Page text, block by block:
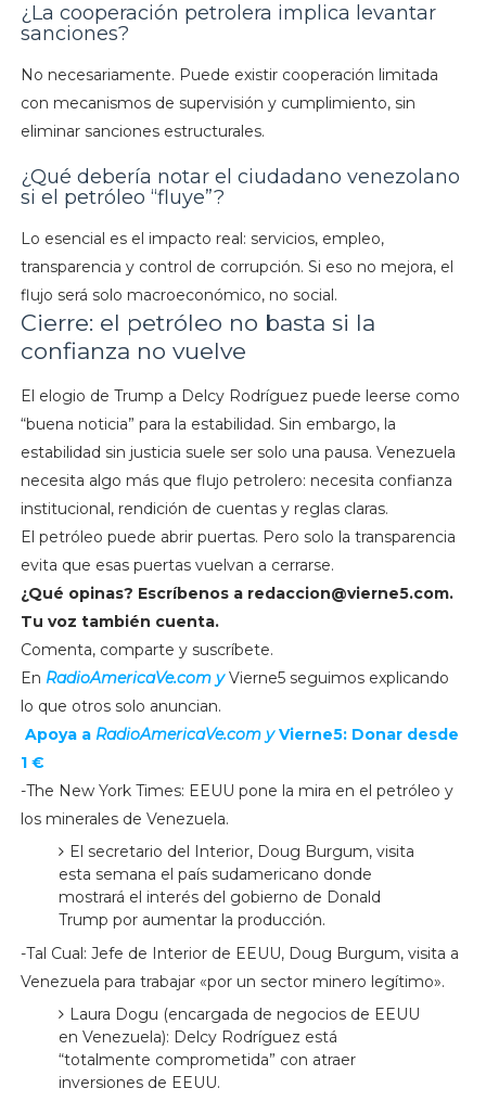
¿La cooperación petrolera implica levantar
sanciones?
No necesariamente. Puede existir cooperación limitada
con mecanismos de supervisión y cumplimiento, sin
eliminar sanciones estructurales.
¿Qué debería notar el ciudadano venezolano
si el petróleo “fluye”?
Lo esencial es el impacto real: servicios, empleo,
transparencia y control de corrupción. Si eso no mejora, el
flujo será solo macroeconómico, no social.
Cierre: el petróleo no basta si la
confianza no vuelve
El elogio de Trump a Delcy Rodríguez puede leerse como
“buena noticia” para la estabilidad. Sin embargo, la
estabilidad sin justicia suele ser solo una pausa. Venezuela
necesita algo más que flujo petrolero: necesita confianza
institucional, rendición de cuentas y reglas claras.
El petróleo puede abrir puertas. Pero solo la transparencia
evita que esas puertas vuelvan a cerrarse.
¿Qué opinas? Escríbenos a redaccion@vierne5.com.
Tu voz también cuenta.
Comenta, comparte y suscríbete.
En RadioAmericaVe.com yVierne5 seguimos explicando
lo que otros solo anuncian.
Apoya a RadioAmericaVe.com yVierne5: Donar desde
1 €
-The New York Times: EEUU pone la mira en el petróleo y
los minerales de Venezuela.
El secretario del Interior, Doug Burgum, visita
esta semana el país sudamericano donde
mostrará el interés del gobierno de Donald
Trump por aumentar la producción.
-Tal Cual: Jefe de Interior de EEUU, Doug Burgum, visita a
Venezuela para trabajar «por un sector minero legítimo».
Laura Dogu (encargada de negocios de EEUU
en Venezuela): Delcy Rodríguez está
“totalmente comprometida” con atraer
inversiones de EEUU.